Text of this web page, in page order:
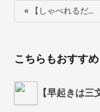
« 【しゃべれるだ…
こちらもおすすめ
【早起きは